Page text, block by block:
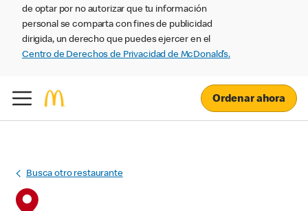
de optar por no autorizar que tu información
personal se comparta con fines de publicidad
dirigida, un derecho que puedes ejercer en el
Centro de Derechos de Privacidad de McDonald’s.
Ordenar ahora
Busca otro restaurante